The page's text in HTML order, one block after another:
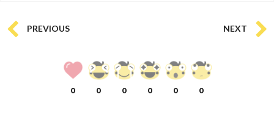
PREVIOUS NEXT
0 0 0 0 0 0